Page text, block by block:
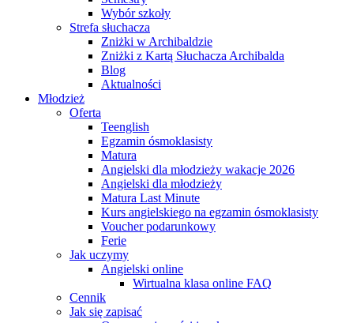
Wybór szkoły
Strefa słuchacza
Zniżki w Archibaldzie
Zniżki z Kartą Słuchacza Archibalda
Blog
Aktualności
Młodzież
Oferta
Teenglish
Egzamin ósmoklasisty
Matura
Angielski dla młodzieży wakacje 2026
Angielski dla młodzieży
Matura Last Minute
Kurs angielskiego na egzamin ósmoklasisty
Voucher podarunkowy
Ferie
Jak uczymy
Angielski online
Wirtualna klasa online FAQ
Cennik
Jak się zapisać